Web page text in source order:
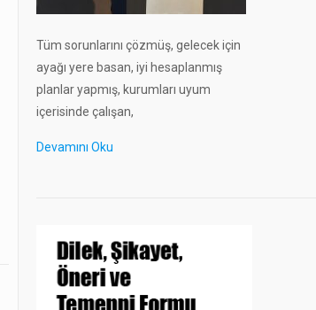
Tüm sorunlarını çözmüş, gelecek için
ayağı yere basan, iyi hesaplanmış
planlar yapmış, kurumları uyum
içerisinde çalışan,
Devamını Oku